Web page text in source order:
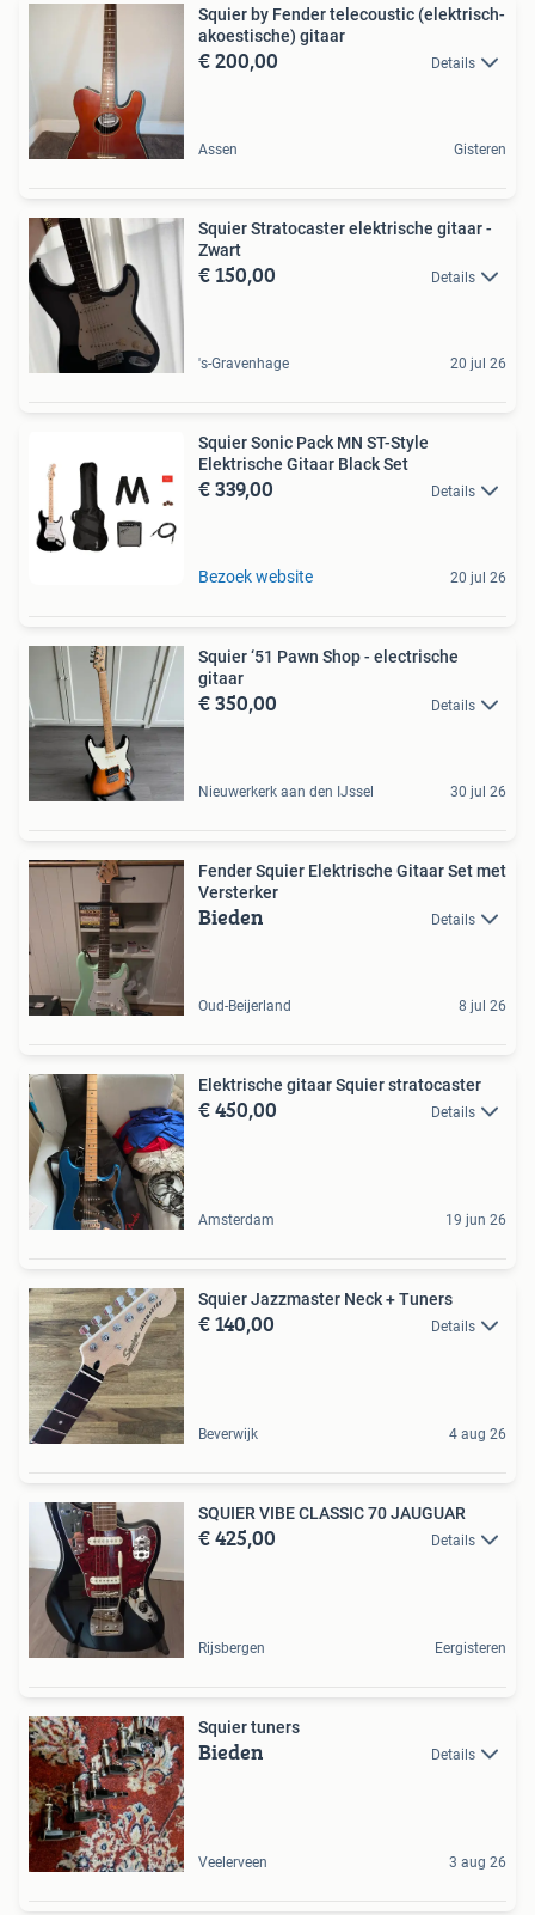
Squier by Fender telecoustic (elektrisch-
akoestische) gitaar
€ 200,00 Details
Assen Gisteren
Squier Stratocaster elektrische gitaar -
Zwart
€ 150,00 Details
's-Gravenhage 20 jul 26
Squier Sonic Pack MN ST-Style
Elektrische Gitaar Black Set
€ 339,00 Details
Bezoek website 20 jul 26
Squier ‘51 Pawn Shop - electrische
gitaar
€ 350,00 Details
Nieuwerkerk aan den IJssel 30 jul 26
Fender Squier Elektrische Gitaar Set met
Versterker
Bieden Details
Oud-Beijerland 8 jul 26
Elektrische gitaar Squier stratocaster
€ 450,00 Details
Amsterdam 19 jun 26
Squier Jazzmaster Neck + Tuners
€ 140,00 Details
Beverwijk 4 aug 26
SQUIER VIBE CLASSIC 70 JAUGUAR
€ 425,00 Details
Rijsbergen Eergisteren
Squier tuners
Bieden Details
Veelerveen 3 aug 26